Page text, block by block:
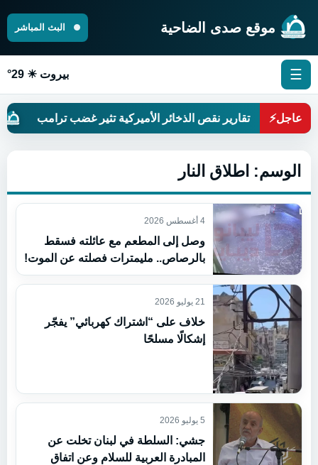
موقع صدى الضاحية البث المباشر
☰ بيروت ☀ 29°
عاجل⚡ تقارير نقص الذخائر الأميركية تثير غضب ترامب
الوسم: اطلاق النار
4 أغسطس 2026
وصل إلى المطعم مع عائلته فسقط
بالرصاص.. مليمترات فصلته عن الموت!
21 يوليو 2026
خلاف على “اشتراك كهربائي” يفجّر
إشكالًا مسلحًا
5 يوليو 2026
جشي: السلطة في لبنان تخلت عن
المبادرة العربية للسلام وعن اتفاق